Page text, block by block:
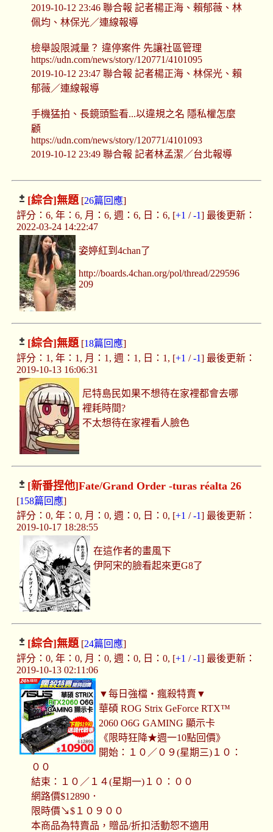
2019-10-12 23:46 聯合報 記者楊正海、賴郁薇、林
佩均、林保光／連線報導
檢舉設限減量？ 違停案件 先讓社區管理
https://udn.com/news/story/120771/4101095
2019-10-12 23:47 聯合報 記者楊正海、林保光、賴
郁薇／連線報導
手機猛拍、長鏡頭監看...以違規之名 隱私權怎麼
顧
https://udn.com/news/story/120771/4101093
2019-10-12 23:49 聯合報 記者林孟潔／台北報導
[綜合]無題[26篇回應]
評分：6, 年：6, 月：6, 週：6, 日：6, [+1 /-1] 最後更新：
2022-03-24 14:22:47
姿婷紅到4chan了
http://boards.4chan.org/pol/thread/229596
209
[綜合]無題[18篇回應]
評分：1, 年：1, 月：1, 週：1, 日：1, [+1 /-1] 最後更新：
2019-10-13 16:06:31
尼特島民如果不想待在家裡都會去哪
裡耗時間?
不太想待在家裡看人臉色
[新番捏他]Fate/Grand Order -turas réalta 26
[158篇回應]
評分：0, 年：0, 月：0, 週：0, 日：0, [+1 /-1] 最後更新：
2019-10-17 18:28:55
在這作者的畫風下
伊阿宋的臉看起來更G8了
[綜合]無題[24篇回應]
評分：0, 年：0, 月：0, 週：0, 日：0, [+1 /-1] 最後更新：
2019-10-13 02:11:06
▼每日強檔‧瘋殺特賣▼
華碩 ROG Strix GeForce RTX™
2060 O6G GAMING 顯示卡
《限時狂降★週一10點回價》
開始：１０／０９(星期三)１０：
００
結束：１０／１４(星期一)１０：００
網路價$12890．
限時價↘$１０９００
本商品為特賣品，贈品/折扣活動恕不適用